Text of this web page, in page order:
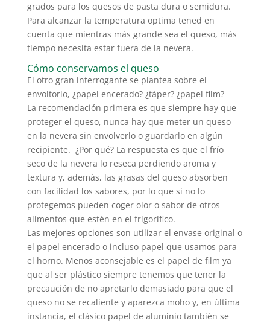
grados para los quesos de pasta dura o semidura.
Para alcanzar la temperatura optima tened en
cuenta que mientras más grande sea el queso, más
tiempo necesita estar fuera de la nevera.
Cómo conservamos el queso
El otro gran interrogante se plantea sobre el
envoltorio, ¿papel encerado? ¿táper? ¿papel film?
La recomendación primera es que siempre hay que
proteger el queso, nunca hay que meter un queso
en la nevera sin envolverlo o guardarlo en algún
recipiente. ¿Por qué? La respuesta es que el frío
seco de la nevera lo reseca perdiendo aroma y
textura y, además, las grasas del queso absorben
con facilidad los sabores, por lo que si no lo
protegemos pueden coger olor o sabor de otros
alimentos que estén en el frigorífico.
Las mejores opciones son utilizar el envase original o
el papel encerado o incluso papel que usamos para
el horno. Menos aconsejable es el papel de film ya
que al ser plástico siempre tenemos que tener la
precaución de no apretarlo demasiado para que el
queso no se recaliente y aparezca moho y, en última
instancia, el clásico papel de aluminio también se